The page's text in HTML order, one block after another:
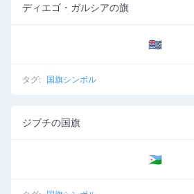
ディエゴ・ガルシアの旗
🇩🇬
タグ: 国旗シンボル
ジブチの国旗
🇩🇯